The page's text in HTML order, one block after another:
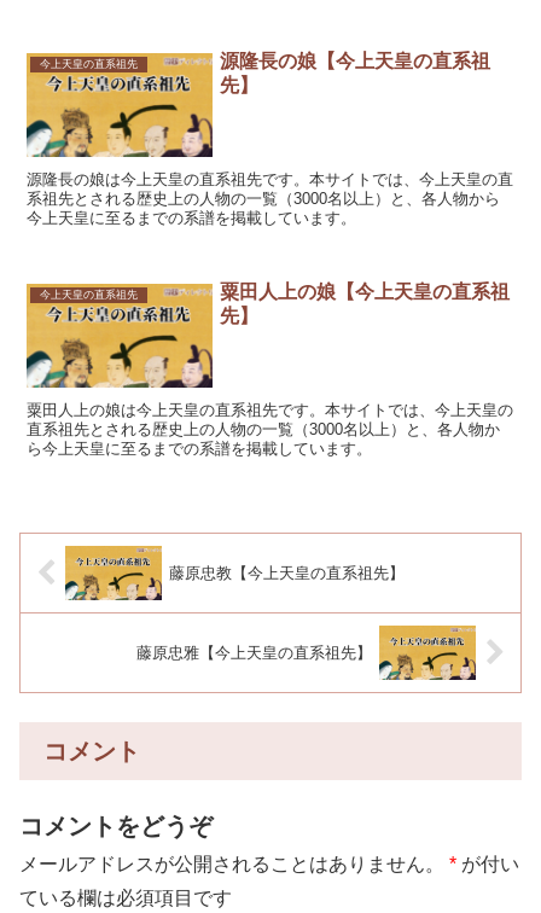
今上天皇の直系祖先
源隆長の娘【今上天皇の直系祖
先】
源隆長の娘は今上天皇の直系祖先です。本サイトでは、今上天皇の直
系祖先とされる歴史上の人物の一覧（3000名以上）と、各人物から
今上天皇に至るまでの系譜を掲載しています。
今上天皇の直系祖先
粟田人上の娘【今上天皇の直系祖
先】
粟田人上の娘は今上天皇の直系祖先です。本サイトでは、今上天皇の
直系祖先とされる歴史上の人物の一覧（3000名以上）と、各人物か
ら今上天皇に至るまでの系譜を掲載しています。
藤原忠教【今上天皇の直系祖先】
藤原忠雅【今上天皇の直系祖先】
コメント
コメントをどうぞ
メールアドレスが公開されることはありません。 * が付い
ている欄は必須項目です